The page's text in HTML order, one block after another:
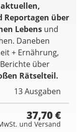
aktuellen,
über
Lebens und
Daneben
+ Ernährung,
über
Rätselteil.
13 Ausgaben
37,70 €
und Versand